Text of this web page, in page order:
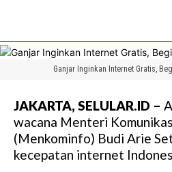
Ganjar Inginkan Internet Gratis,
JAKARTA, SELULAR.ID –
wacana Menteri
(Menkominfo) Budi Arie
kecepatan internet